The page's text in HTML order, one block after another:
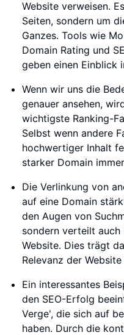
Website verweisen.
Seiten, sondern um
Ganzes. Tools wie
Domain Rating und
geben einen Einblick
Wenn wir uns die
genauer ansehen,
wichtigste Ranking-
Selbst wenn andere
hochwertiger Inhalt
starker Domain
Die Verlinkung von
auf eine Domain
den Augen von
sondern verteilt auch
Website. Dies trägt
Relevanz der
Ein interessantes
den SEO-Erfolg
Verge', die sich auf
haben. Durch die